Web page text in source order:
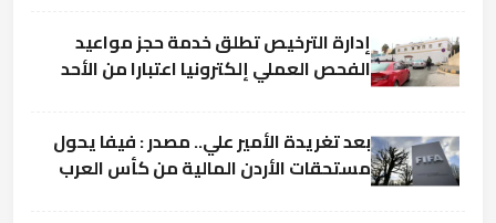
إدارة الترخيص تطلق خدمة حجز مواعيد
الفحص العملي إلكترونيا اعتبارا من الأحد
بعد تغريدة الأمير علي.. مصدر : فيفا يحول
مستحقات الأردن المالية من كأس العرب